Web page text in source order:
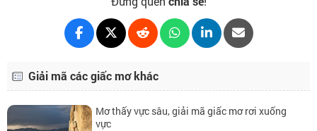
Giải mã các giấc mơ khác
Mơ thấy vực sâu, giải mã giấc mơ rơi xuống
vực